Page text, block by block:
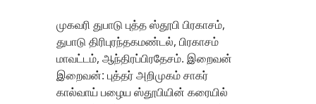
முகவரி துபாடு புத்த ஸ்தூபி பிரகாசம்,
துபாடு திரிபுரந்தகமண்டல், பிரகாசம்
மாவட்டம், ஆந்திரப்பிரதேசம். இறைவன்
இறைவன்: புத்தர் அறிமுகம் சாகர்
கால்வாய் பழைய ஸ்தூபியின் கரையில்